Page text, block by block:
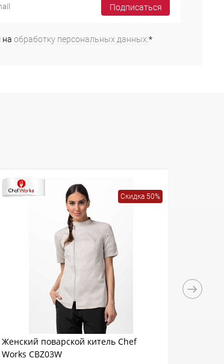
Подписаться
на обработку персональных данных. *
Скидка 50%
Женский поварской китель Chef
Works CBZ03W